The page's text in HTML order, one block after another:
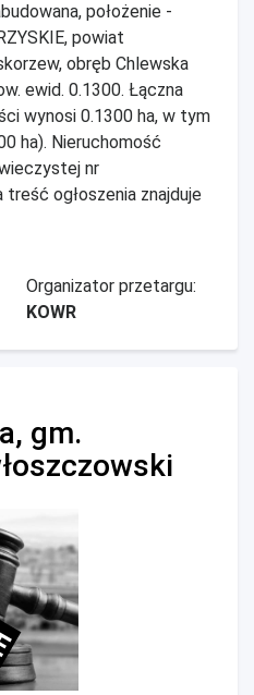
położenie -
powiat
obręb Chlewska
ewid. 0.1300. Łączna
wynosi 0.1300 ha, w tym
ha). Nieruchomość
nr
ogłoszenia znajduje
Organizator przetargu:
KOWR
gm.